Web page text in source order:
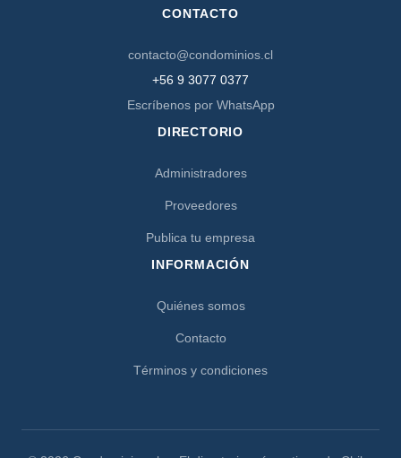
CONTACTO
contacto@condominios.cl
+56 9 3077 0377
Escríbenos por WhatsApp
DIRECTORIO
Administradores
Proveedores
Publica tu empresa
INFORMACIÓN
Quiénes somos
Contacto
Términos y condiciones